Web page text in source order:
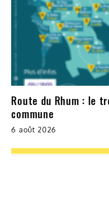
Route du Rhum : le
commune
6 août 2026